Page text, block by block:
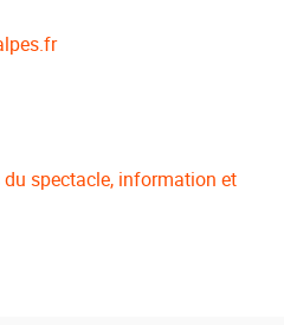
du spectacle, information et